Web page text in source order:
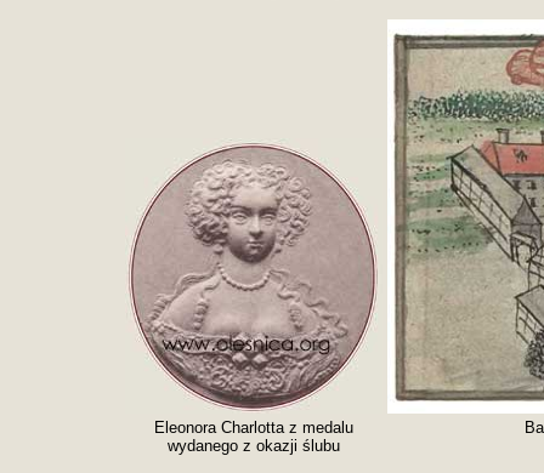
Eleonora Charlotta z medalu
wydanego z okazji ślubu